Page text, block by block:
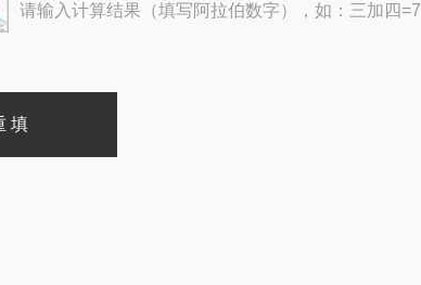
请输入计算结果（填写阿拉伯数字），如：三加四=7